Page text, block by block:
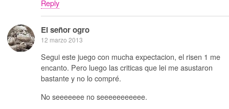
Reply
El señor ogro
12 marzo 2013
Segui este juego con mucha expectacion, el risen 1 me
encanto. Pero luego las criticas que lei me asustaron
bastante y no lo compré.
No seeeeeee no seeeeeeeeeee.